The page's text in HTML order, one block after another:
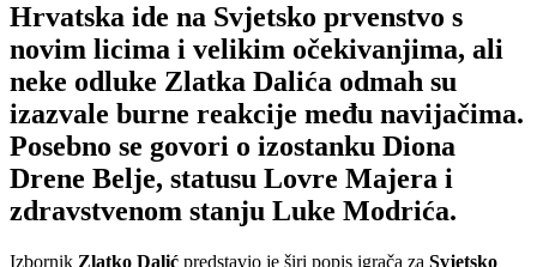
Hrvatska ide na Svjetsko prvenstvo s
novim licima i velikim očekivanjima, ali
neke odluke Zlatka Dalića odmah su
izazvale burne reakcije među navijačima.
Posebno se govori o izostanku Diona
Drene Belje, statusu Lovre Majera i
zdravstvenom stanju Luke Modrića.
Izbornik Zlatko Dalić predstavio je širi popis igrača za Svjetsko